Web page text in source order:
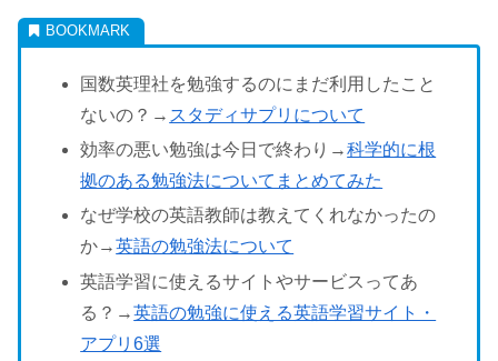
国数英理社を勉強するのにまだ利用したこと
ないの？→ スタディサプリについて
効率の悪い勉強は今日で終わり→科学的に根
拠のある勉強法についてまとめてみた
なぜ学校の英語教師は教えてくれなかったの
か→英語の勉強法について
英語学習に使えるサイトやサービスってあ
る？→英語の勉強に使える英語学習サイト・
アプリ6選